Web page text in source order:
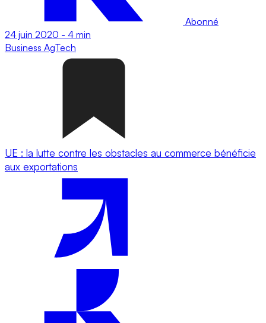
Abonné
24 juin 2020 - 4 min
Business AgTech
UE : la lutte contre les obstacles au commerce bénéficie
aux exportations